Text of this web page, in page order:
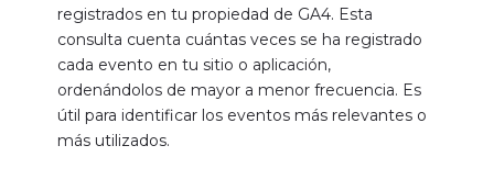
registrados en tu propiedad de GA4. Esta
consulta cuenta cuántas veces se ha registrado
cada evento en tu sitio o aplicación,
ordenándolos de mayor a menor frecuencia. Es
útil para identificar los eventos más relevantes o
más utilizados.